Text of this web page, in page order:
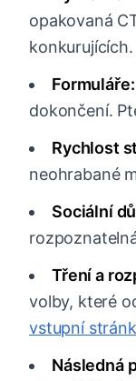
opakovaná
konkurujících.
Formuláře:
dokončení.
Rychlost
neohrabané
Sociální
Tření a
volby, které
vstupní
Následná